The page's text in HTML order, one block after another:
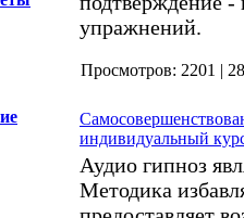
упражнений.
индивидуальный
Аудио гипноз
Методика